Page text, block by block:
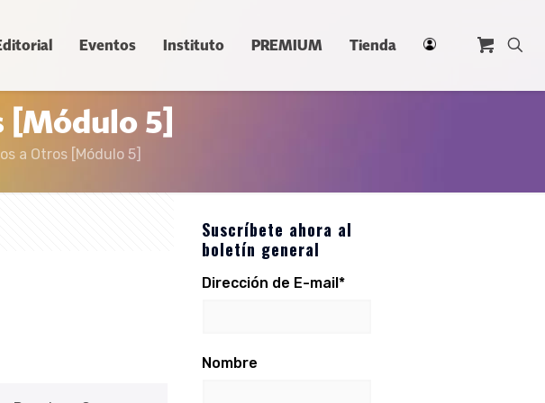
Eventos Instituto PREMIUM Tienda
[Módulo 5]
a Otros [Módulo 5]
Suscríbete ahora al
boletín general
Dirección de E-mail*
Nombre